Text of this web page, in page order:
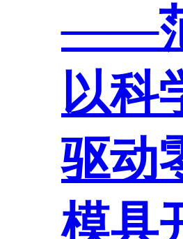
——
以科
驱动
模具